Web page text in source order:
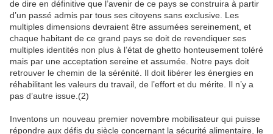
de dire en définitive que l’avenir de ce pays se construira à partir
d’un passé admis par tous ses citoyens sans exclusive. Les
multiples dimensions devraient être assumées sereinement, et
chaque habitant de ce grand pays se doit de revendiquer ses
multiples identités non plus à l’état de ghetto honteusement toléré
mais par une acceptation sereine et assumée. Notre pays doit
retrouver le chemin de la sérénité. Il doit libérer les énergies en
réhabilitant les valeurs du travail, de l’effort et du mérite. Il n’y a
pas d’autre issue.(2)
Inventons un nouveau premier novembre mobilisateur qui puisse
répondre aux défis du siècle concernant la sécurité alimentaire, le